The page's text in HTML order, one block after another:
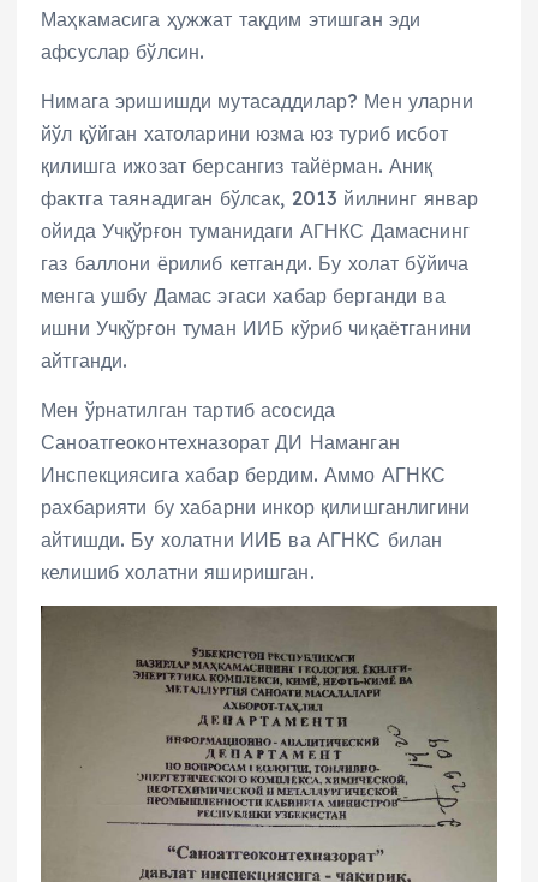
Маҳкамасига ҳужжат тақдим этишган эди
афсуслар бўлсин.
Нимага эришишди мутасаддилар? Мен уларни
йўл қўйган хатоларини юзма юз туриб исбот
қилишга ижозат берсангиз тайёрман. Аниқ
фактга таянадиган бўлсак, 2013 йилнинг январ
ойида Учқўрғон туманидаги АГНКС Дамаснинг
газ баллони ёрилиб кетганди. Бу холат бўйича
менга ушбу Дамас эгаси хабар берганди ва
ишни Учқўрғон туман ИИБ кўриб чиқаётганини
айтганди.
Мен ўрнатилган тартиб асосида
Саноатгеоконтехназорат ДИ Наманган
Инспекциясига хабар бердим. Аммо АГНКС
рахбарияти бу хабарни инкор қилишганлигини
айтишди. Бу холатни ИИБ ва АГНКС билан
келишиб холатни яширишган.